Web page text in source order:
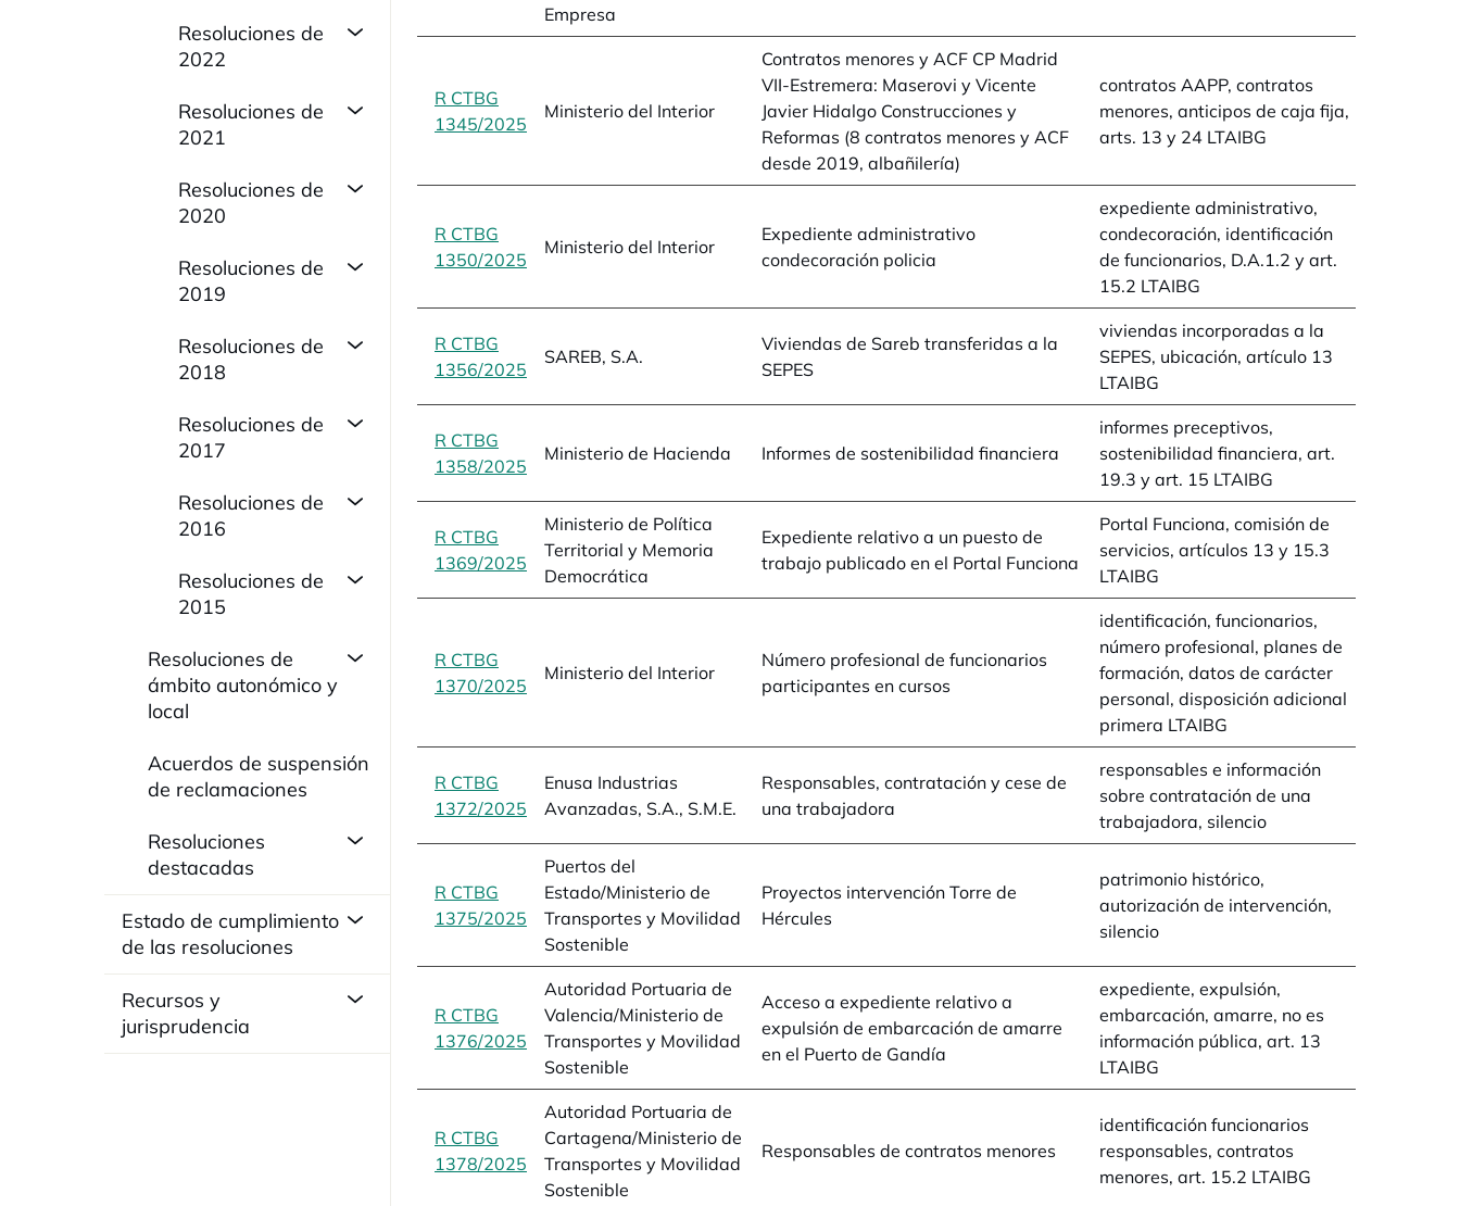
Resoluciones de
2022
Resoluciones de
2021
Resoluciones de
2020
Resoluciones de
2019
Resoluciones de
2018
Resoluciones de
2017
Resoluciones de
2016
Resoluciones de
2015
Resoluciones de
ámbito autonómico y
local
Acuerdos de suspensión
de reclamaciones
Resoluciones
destacadas
Estado de cumplimiento
de las resoluciones
Recursos y
jurisprudencia
Empresa
R CTBG
1345/2025 se abre en una pestaña nueva
Ministerio del Interior
Contratos menores y ACF CP Madrid
VII-Estremera: Maserovi y Vicente
Javier Hidalgo Construcciones y
Reformas (8 contratos menores y ACF
desde 2019, albañilería)
contratos AAPP, contratos
menores, anticipos de caja fija,
arts. 13 y 24 LTAIBG
R CTBG
1350/2025 se abre en una pestaña nueva
Ministerio del Interior
Expediente administrativo
condecoración policia
expediente administrativo,
condecoración, identificación
de funcionarios, D.A.1.2 y art.
15.2 LTAIBG
R CTBG
1356/2025 se abre en una pestaña nueva
SAREB, S.A.
Viviendas de Sareb transferidas a la
SEPES
viviendas incorporadas a la
SEPES, ubicación, artículo 13
LTAIBG
R CTBG
1358/2025 se abre en una pestaña nueva
Ministerio de Hacienda Informes de sostenibilidad financiera
informes preceptivos,
sostenibilidad financiera, art.
19.3 y art. 15 LTAIBG
R CTBG
1369/2025 se abre en una pestaña nueva
Ministerio de Política
Territorial y Memoria
Democrática
Expediente relativo a un puesto de
trabajo publicado en el Portal Funciona
Portal Funciona, comisión de
servicios, artículos 13 y 15.3
LTAIBG
R CTBG
1370/2025 se abre en una pestaña nueva
Ministerio del Interior
Número profesional de funcionarios
participantes en cursos
identificación, funcionarios,
número profesional, planes de
formación, datos de carácter
personal, disposición adicional
primera LTAIBG
R CTBG
1372/2025 se abre en una pestaña nueva
Enusa Industrias
Avanzadas, S.A., S.M.E.
Responsables, contratación y cese de
una trabajadora
responsables e información
sobre contratación de una
trabajadora, silencio
R CTBG
1375/2025 se abre en una pestaña nueva
Puertos del
Estado/Ministerio de
Transportes y Movilidad
Sostenible
Proyectos intervención Torre de
Hércules
patrimonio histórico,
autorización de intervención,
silencio
R CTBG
1376/2025 se abre en una pestaña nueva
Autoridad Portuaria de
Valencia/Ministerio de
Transportes y Movilidad
Sostenible
Acceso a expediente relativo a
expulsión de embarcación de amarre
en el Puerto de Gandía
expediente, expulsión,
embarcación, amarre, no es
información pública, art. 13
LTAIBG
R CTBG
1378/2025 se abre en una pestaña nueva
Autoridad Portuaria de
Cartagena/Ministerio de
Transportes y Movilidad
Sostenible
Responsables de contratos menores
identificación funcionarios
responsables, contratos
menores, art. 15.2 LTAIBG